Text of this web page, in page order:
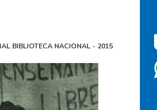
BIBLIOTECA NACIONAL - 2015